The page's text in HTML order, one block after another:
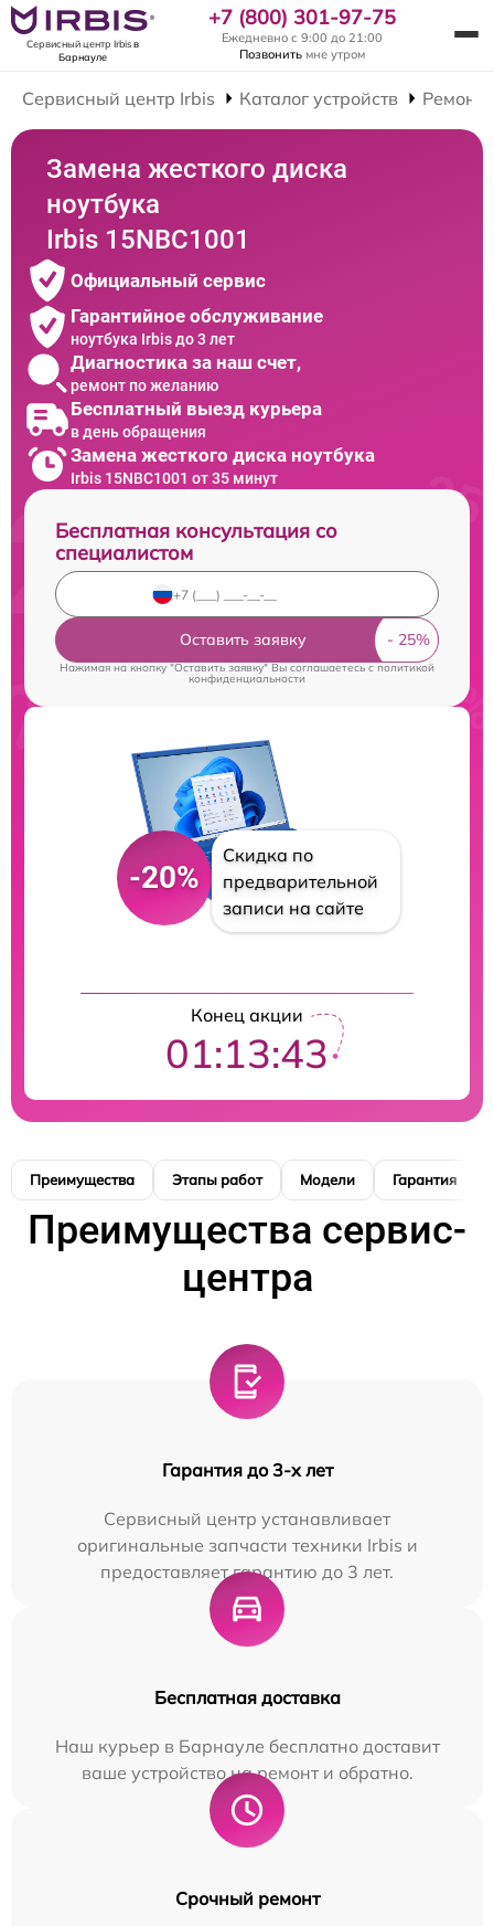
Сервисный центр Irbisв
Барнауле
+7 (800) 301-97-75
Ежедневно с 9:00 до 21:00
Позвонить мне утром
Сервисный центр Irbis Каталог устройств Ремонт
Замена жесткого диска
ноутбука
Irbis 15NBC1001
Официальный сервис
Гарантийное обслуживание
ноутбука Irbis до 3 лет
Диагностика за наш счет,
ремонт по желанию
Бесплатный выезд курьера
в день обращения
Замена жесткого диска ноутбука
Irbis 15NBC1001 от 35 минут
Бесплатная консультация со
специалистом
Оставить заявку
Нажимая на кнопку "Оставить заявку" Вы соглашаетесь c политикой
конфиденциальности
-20%
Скидка по
предварительной
записи на сайте
Конец акции
01:13:42
Преимущества Этапы работ Модели Гарантия
Преимущества сервис-
центра
Гарантия до 3-х лет
Сервисный центр устанавливает
оригинальные запчасти техники Irbis и
предоставляет гарантию до 3 лет.
Бесплатная доставка
Наш курьер в Барнауле бесплатно доставит
ваше устройство на ремонт и обратно.
Срочный ремонт